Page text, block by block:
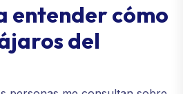
entender cómo
del